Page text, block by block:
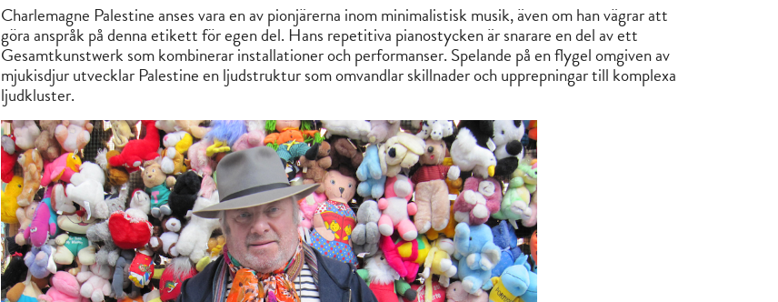
Charlemagne Palestine anses vara en av pionjärerna inom minimalistisk musik, även om han vägrar att
göra anspråk på denna etikett för egen del. Hans repetitiva pianostycken är snarare en del av ett
Gesamtkunstwerk som kombinerar installationer och performanser. Spelande på en flygel omgiven av
mjukisdjur utvecklar Palestine en ljudstruktur som omvandlar skillnader och upprepningar till komplexa
ljudkluster.